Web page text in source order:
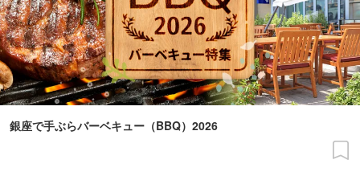
銀座で手ぶらバーベキュー（BBQ）2026